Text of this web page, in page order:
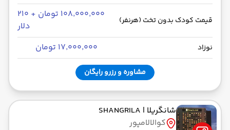
قیمت کودک بدون تخت (هرنفر)
۱۰۸٬۰۰۰٬۰۰۰ تومان + ۲۱۰
دلار
نوزاد ۱۷٬۰۰۰٬۰۰۰ تومان
مشاوره و رزرو رایگان
شانگریلا | SHANGRILA
کوالالامپور